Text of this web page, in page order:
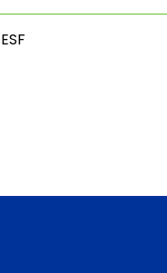
ESF